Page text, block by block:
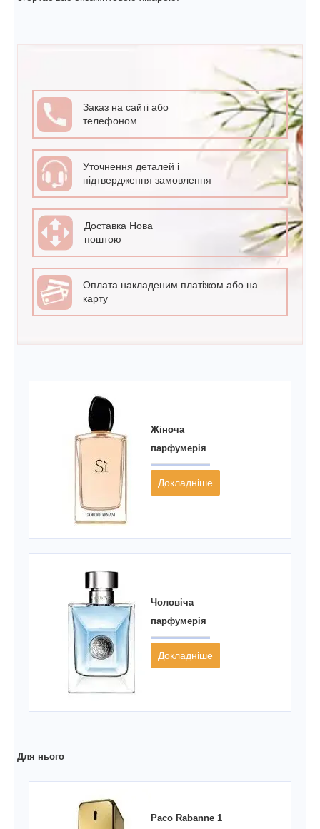
Заказ на сайті або
телефоном
Уточнення деталей і
підтвердження замовлення
Доставка Нова
поштою
Оплата накладеним платіжом або на
карту
Жіноча
парфумерія
Докладніше
Чоловіча
парфумерія
Докладніше
Для нього
Paco Rabanne 1